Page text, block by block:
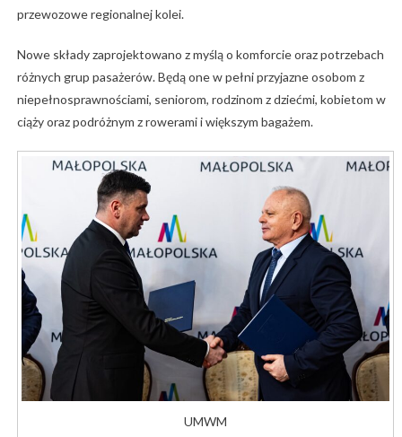
przewozowe regionalnej kolei.
Nowe składy zaprojektowano z myślą o komforcie oraz potrzebach
różnych grup pasażerów. Będą one w pełni przyjazne osobom z
niepełnosprawnościami, seniorom, rodzinom z dziećmi, kobietom w
ciąży oraz podróżnym z rowerami i większym bagażem.
UMWM